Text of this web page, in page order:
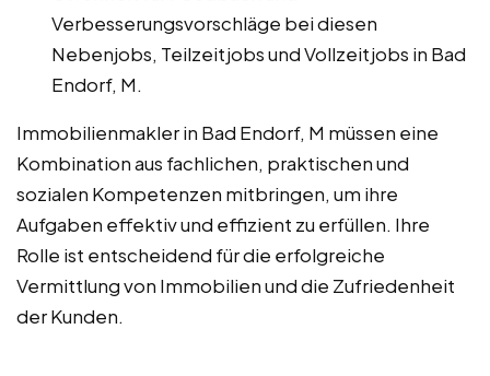
Verbesserungsvorschläge bei diesen
Nebenjobs, Teilzeitjobs und Vollzeitjobs in Bad
Endorf, M.
Immobilienmakler in Bad Endorf, M müssen eine
Kombination aus fachlichen, praktischen und
sozialen Kompetenzen mitbringen, um ihre
Aufgaben effektiv und effizient zu erfüllen. Ihre
Rolle ist entscheidend für die erfolgreiche
Vermittlung von Immobilien und die Zufriedenheit
der Kunden.